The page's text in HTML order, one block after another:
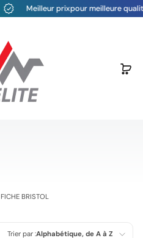
Meilleur prixpour meilleure qualité
FICHE BRISTOL
Trier par :Alphabétique, de A à Z